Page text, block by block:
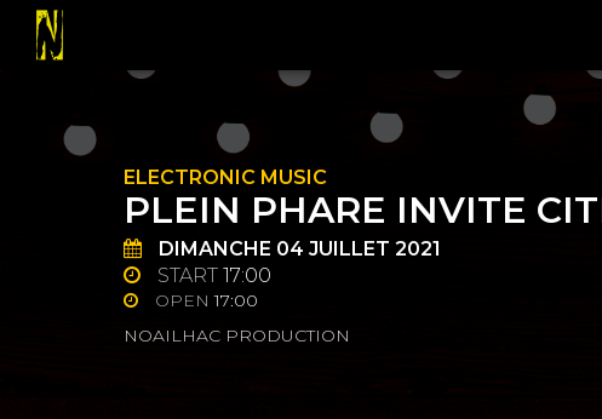
ELECTRONIC MUSIC
PLEIN PHARE INVITE
DIMANCHE 04 JUILLET 2021
START 17:00
OPEN 17:00
NOAILHAC PRODUCTION